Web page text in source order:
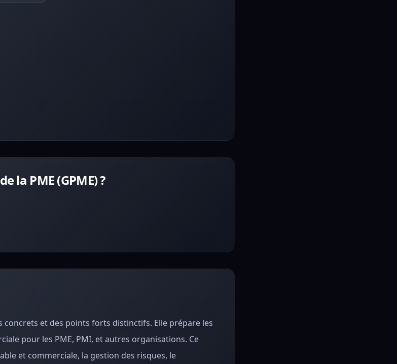
la PME (GPME) ?
concrets et des points forts distinctifs. Elle prépare les
pour les PME, PMI, et autres organisations. Ce
et commerciale, la gestion des risques, le